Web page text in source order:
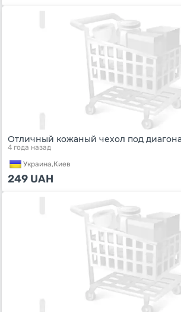
Отличный кожаный чехол под
4 года назад
Украина,Киев
249 UAH